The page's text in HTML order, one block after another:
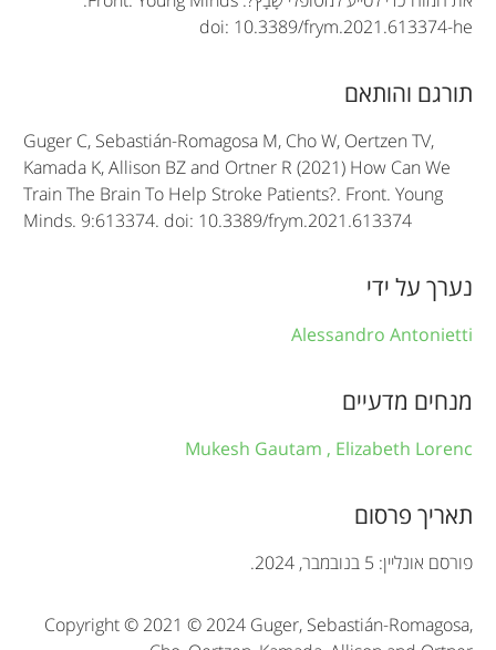
i
l
o
r
a
t
n
doi: 10.3389/frym.2021.613374-he
תורגם והותאם
Guger C, Sebastián-Romagosa M, Cho W, Oertzen TV,
Kamada K, Allison BZ and Ortner R (2021) How Can We
Train The Brain To Help Stroke Patients?. Front. Young
Minds. 9:613374. doi: 10.3389/frym.2021.613374
נערך על ידי
Alessandro Antonietti
מנחים מדעיים
Mukesh Gautam , Elizabeth Lorenc
תאריך פרסום
פורסם אונליין: 5 בנובמבר, 2024.
Copyright © 2021 © 2024 Guger, Sebastián-Romagosa,